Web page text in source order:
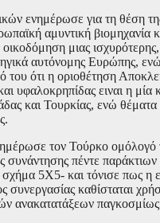
ενημέρωσε για τη θέση
αμυντική βιομηχανία
μιας ισχυρότερης,
αυτόνομης Ευρώπης,
ότι η οριοθέτηση
υφαλοκρηπίδας ειναι η μία
και Τουρκίας, ενώ θέματα
τον Τούρκο ομόλογό
συνάντησης πέντε
σχήμα 5Χ5- και τόνισε πως η
συνεργασίας καθίσταται
ανακατατάξεων